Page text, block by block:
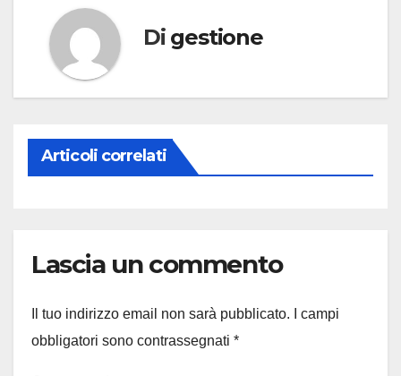
Di gestione
Articoli correlati
Lascia un commento
Il tuo indirizzo email non sarà pubblicato.
I campi
obbligatori sono contrassegnati *